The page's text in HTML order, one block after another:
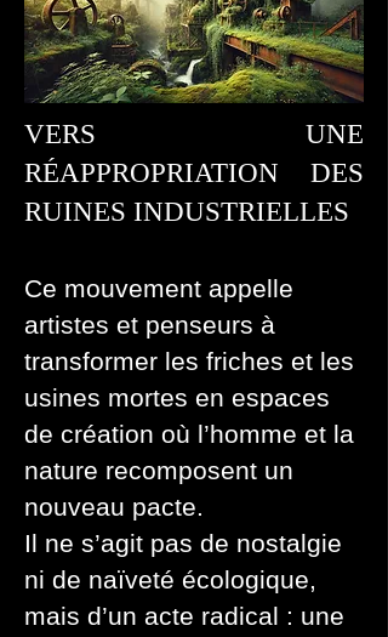
VERS UNE
RÉAPPROPRIATION DES
RUINES INDUSTRIELLES
Ce mouvement appelle
artistes et penseurs à
transformer les friches et les
usines mortes en espaces
de création où l’homme et la
nature recomposent un
nouveau pacte.
Il ne s’agit pas de nostalgie
ni de naïveté écologique,
mais d’un acte radical : une